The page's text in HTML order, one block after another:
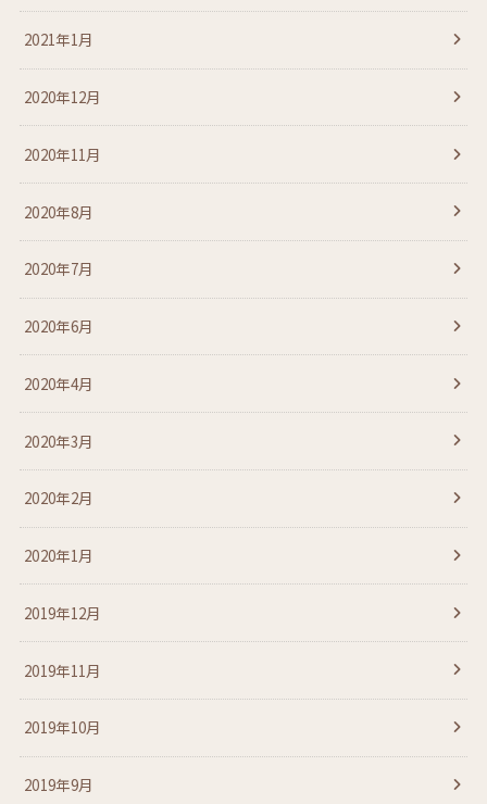
2021年1月
2020年12月
2020年11月
2020年8月
2020年7月
2020年6月
2020年4月
2020年3月
2020年2月
2020年1月
2019年12月
2019年11月
2019年10月
2019年9月